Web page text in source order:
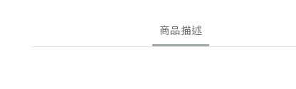
商品描述